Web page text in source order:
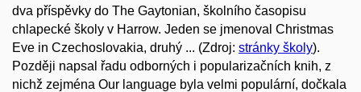
dva příspěvky do The Gaytonian, školního časopisu
chlapecké školy v Harrow. Jeden se jmenoval Christmas
Eve in Czechoslovakia, druhý ... (Zdroj: stránky školy).
Později napsal řadu odborných i popularizačních knih, z
nichž zejména Our language byla velmi populární, dočkala